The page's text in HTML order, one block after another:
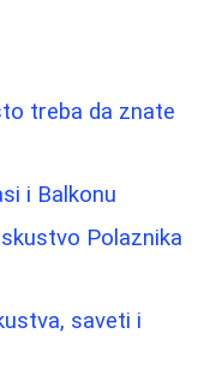
treba da znate
i Balkonu
Polaznika
saveti i